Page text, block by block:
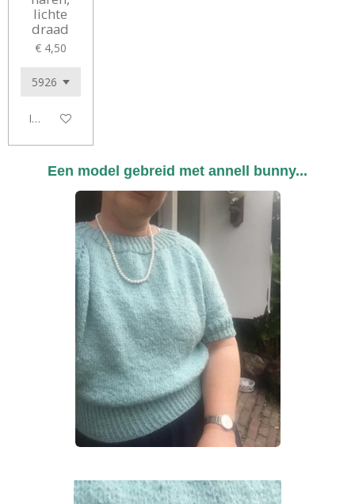
lichte
draad
€ 4,50
In winkelwagen
Een model gebreid met annell bunny...